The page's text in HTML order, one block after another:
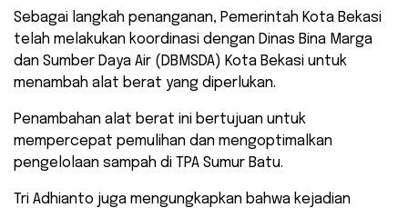
Sebagai langkah penanganan, Pemerintah Kota Bekasi
telah melakukan koordinasi dengan Dinas Bina Marga
dan Sumber Daya Air (DBMSDA) Kota Bekasi untuk
menambah alat berat yang diperlukan.
Penambahan alat berat ini bertujuan untuk
mempercepat pemulihan dan mengoptimalkan
pengelolaan sampah di TPA Sumur Batu.
Tri Adhianto juga mengungkapkan bahwa kejadian